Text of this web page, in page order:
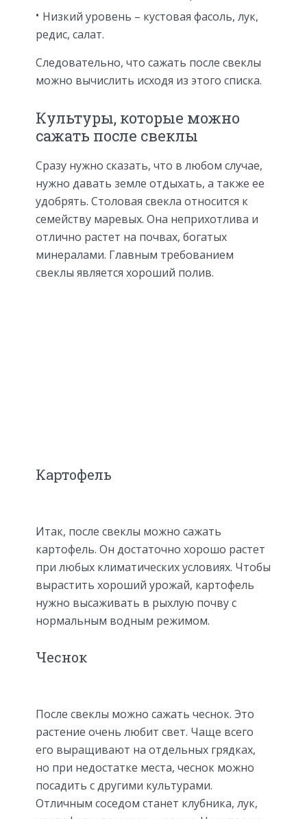
Низкий уровень – кустовая фасоль, лук,
редис, салат.
Следовательно, что сажать после свеклы
можно вычислить исходя из этого списка.
Культуры, которые можно
сажать после свеклы
Сразу нужно сказать, что в любом случае,
нужно давать земле отдыхать, а также ее
удобрять. Столовая свекла относится к
семейству маревых. Она неприхотлива и
отлично растет на почвах, богатых
минералами. Главным требованием
свеклы является хороший полив.
Картофель
Итак, после свеклы можно сажать
картофель. Он достаточно хорошо растет
при любых климатических условиях. Чтобы
вырастить хороший урожай, картофель
нужно высаживать в рыхлую почву с
нормальным водным режимом.
Чеснок
После свеклы можно сажать чеснок. Это
растение очень любит свет. Чаще всего
его выращивают на отдельных грядках,
но при недостатке места, чеснок можно
посадить с другими культурами.
Отличным соседом станет клубника, лук,